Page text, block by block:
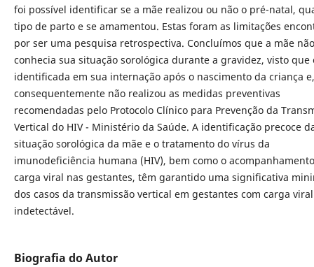
foi possível identificar se a mãe realizou ou não o pré-natal,
tipo de parto e se amamentou. Estas foram as limitações
por ser uma pesquisa retrospectiva. Concluímos que a mãe não
conhecia sua situação sorológica durante a gravidez, visto que
identificada em sua internação após o nascimento da criança e,
consequentemente não realizou as medidas preventivas
recomendadas pelo Protocolo Clínico para Prevenção da
Vertical do HIV - Ministério da Saúde. A identificação precoce
situação sorológica da mãe e o tratamento do vírus da
imunodeficiência humana (HIV), bem como o
carga viral nas gestantes, têm garantido uma significativa
dos casos da transmissão vertical em gestantes com carga viral
indetectável.
Biografia do Autor